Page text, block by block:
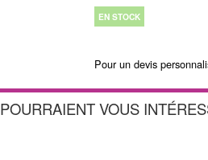
EN STOCK
Pour un devis
VOUS